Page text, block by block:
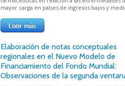
mayor carga en países de ingresos bajos y
Elaboración de notas conceptuales
regionales en el Nuevo Modelo de
Financiamiento del Fondo Mundial:
Observaciones de la segunda